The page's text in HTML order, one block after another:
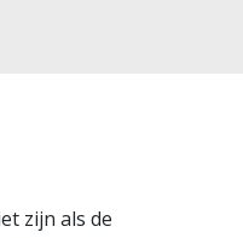
zijn als de